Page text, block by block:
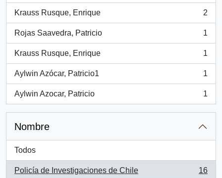
Krauss Rusque, Enrique
, 2 resultados
2
Rojas Saavedra, Patricio
, 1 resultados
1
Krauss Rusque, Enrique
, 1 resultados
1
Aylwin Azócar, Patricio1
, 1 resultados
1
Aylwin Azocar, Patricio
, 1 resultados
1
Nombre
Todos
Policía de Investigaciones de Chile
, 16 resultados
16